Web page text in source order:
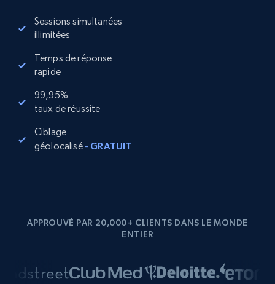
Sessions simultanées
illimitées
Temps de réponse
rapide
99,95%
taux de réussite
Ciblage
géolocalisé - GRATUIT
APPROUVÉ PAR 20,000+ CLIENTS DANS LE MONDE
ENTIER